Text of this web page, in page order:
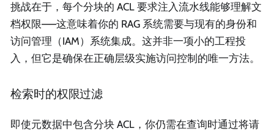
挑战在于，每个分块的 ACL 要求注入流水线能够理解文
档权限——这意味着你的 RAG 系统需要与现有的身份和
访问管理（IAM）系统集成。这并非一项小的工程投
入，但它是确保在正确层级实施访问控制的唯一方法。
检索时的权限过滤
即使元数据中包含分块 ACL，你仍需在查询时通过将请